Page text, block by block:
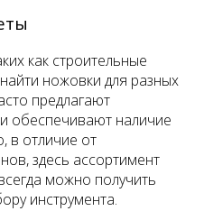
как строительные
ножовки для разных
предлагают
обеспечивают наличие
в отличие от
здесь ассортимент
можно получить
инструмента.